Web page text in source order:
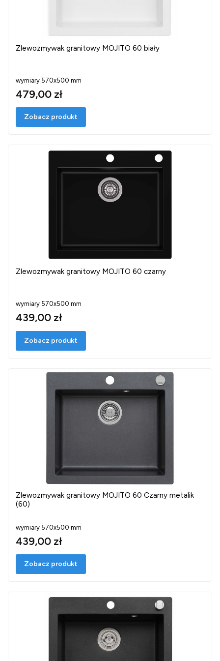
Zlewozmywak granitowy MOJITO 60 biały
wymiary 570x500 mm
479,00 zł
Zobacz produkt
Zlewozmywak granitowy MOJITO 60 czarny
wymiary 570x500 mm
439,00 zł
Zobacz produkt
Zlewozmywak granitowy MOJITO 60 Czarny metalik
(60)
wymiary 570x500 mm
439,00 zł
Zobacz produkt